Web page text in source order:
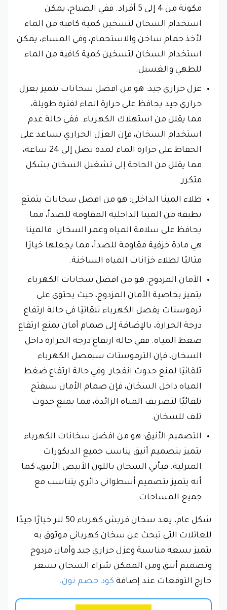
مكونة من 4 إلى 5 أفراد. ففي الصباح، يمكن
استخدام السخان لتسخين كمية كافية من الماء
لأخذ حمام ساخن والاستحمام، وفي المساء، يمكن
استخدام السخان لتسخين كمية كافية من الماء
للطهي والغسيل.
عزل حراري جيد: هو من افضل سخانات يتميز بعزل
حراري جيد يحافظ على حرارة الماء لفترة طويلة،
مما يقلل من استهلاك الكهرباء. ففي حالة عدم
استخدام السخان، فإن العزل الحراري يساعد على
الحفاظ على حرارة الماء لمدة تصل إلى 24 ساعة،
مما يقلل من الحاجة إلى تشغيل السخان بشكل
متكرر.
طلاء المينا الداخلي: هو من افضل سخانات يتمتع
بطبقة من المينا الداخلية المقاومة للصدأ، مما
يحافظ على سلامة المياه وعمر السخان. فالمينا
هي مادة خزفية مقاومة للصدأ، مما يجعلها خيارًا
مثاليًا لطلاء خزانات المياه الساخنة.
الأمان المزدوج: هو من افضل سخانات الكهرباء
يتميز بخاصية الأمان المزدوج، حيث يحتوي على
ترموستات يفصل الكهرباء تلقائيًا في حالة ارتفاع
درجة الحرارة، بالإضافة إلى صمام أمان يمنع ارتفاع
ضغط المياه. ففي حالة ارتفاع درجة الحرارة داخل
السخان، فإن الترموستات سيفصل الكهرباء
تلقائيًا لمنع حدوث انفجار. وفي حالة ارتفاع ضغط
المياه داخل السخان، فإن صمام الأمان سيفتح
تلقائيًا لتصريف المياه الزائدة، مما يمنع حدوث
تلف للسخان.
التصميم الأنيق: هو من افضل سخانات الكهرباء
يتميز بتصميم أنيق يناسب جميع الديكورات
المنزلية. فيأتي السخان باللون الأبيض الأنيق، كما
أنه يتميز بتصميم أسطواني دائري يتناسب مع
جميع المساحات.
شكل عام، يعد سخان فريش كهرباء 50 لتر خيارًا جيدًا
للعائلات التي تبحث عن سخان كهربائي موثوق به
يتميز بسعة مناسبة وعزل حراري جيد وأمان مزدوج
وتصميم أنيق ومن الممكن شراء السخان بسعر
خارج التوقعات عند إضافة كود خصم نون.